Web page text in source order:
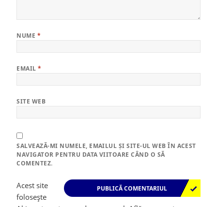
NUME *
EMAIL*
SITE WEB
SALVEAZĂ-MI NUMELE, EMAILUL ȘI SITE-UL WEB ÎN ACEST
NAVIGATOR PENTRU DATA VIITOARE CÂND O SĂ
COMENTEZ.
Acest site
folosește